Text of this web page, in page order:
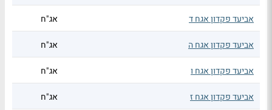
אביעד פקדון אגח ד אג"ח
אביעד פקדון אגח ה אג"ח
אביעד פקדון אגח ו אג"ח
אביעד פקדון אגח ז אג"ח